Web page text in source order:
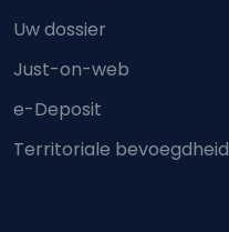
Uw dossier
Just-on-web
e-Deposit
Territoriale bevoegdheid